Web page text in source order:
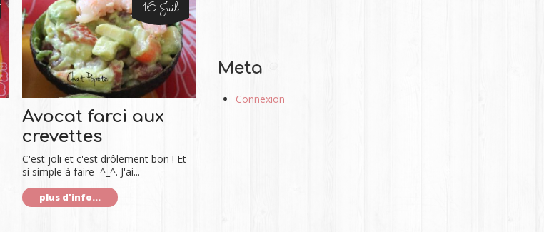
16 Juil
Avocat farci aux
crevettes
C'est joli et c'est drôlement bon ! Et
si simple à faire ^_^. J'ai...
plus d'info...
Meta
Connexion